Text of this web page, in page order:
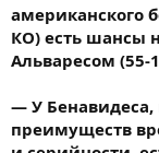
американского
КО) есть шансы
Альваресом (55-
— У
преимуществ